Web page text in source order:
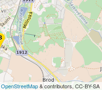
OpenStreetMap& contributors, CC-BY-SA